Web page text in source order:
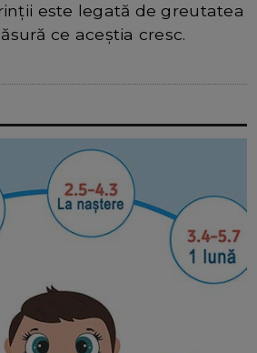
este legată de greutatea
ce aceștia cresc.